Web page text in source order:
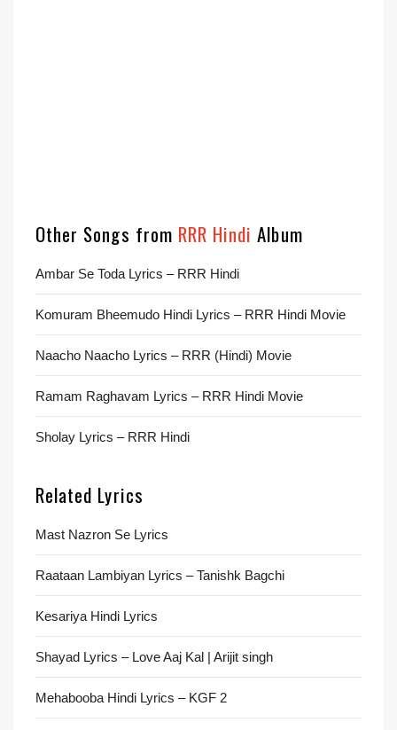
Other Songs from RRR Hindi Album
Ambar Se Toda Lyrics – RRR Hindi
Komuram Bheemudo Hindi Lyrics – RRR Hindi Movie
Naacho Naacho Lyrics – RRR (Hindi) Movie
Ramam Raghavam Lyrics – RRR Hindi Movie
Sholay Lyrics – RRR Hindi
Related Lyrics
Mast Nazron Se Lyrics
Raataan Lambiyan Lyrics – Tanishk Bagchi
Kesariya Hindi Lyrics
Shayad Lyrics – Love Aaj Kal | Arijit singh
Mehabooba Hindi Lyrics – KGF 2